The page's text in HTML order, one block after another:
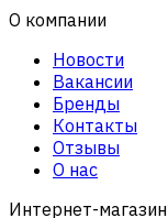
О компании
Новости
Вакансии
Бренды
Контакты
Отзывы
О нас
Интернет-магазин